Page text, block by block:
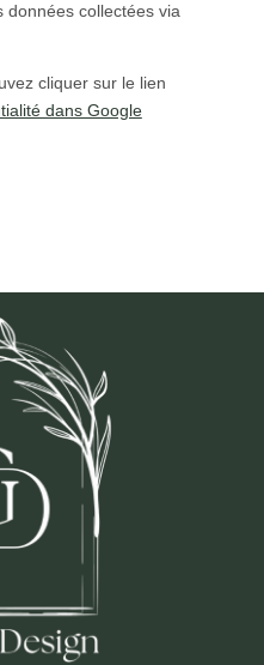
données collectées via
cliquer sur le lien
dans Google